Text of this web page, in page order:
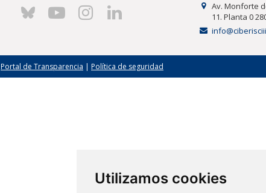
Utilizamos cookies
Av. Monforte
11. Planta 0
Portal de Transparencia | Política de seguridad